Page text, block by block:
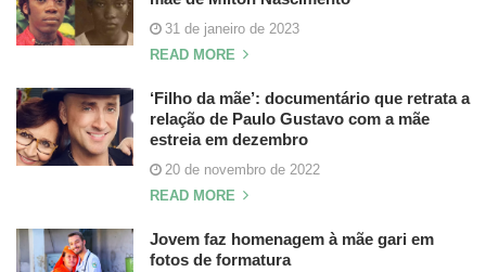
31 de janeiro de 2023
READ MORE
‘Filho da mãe’: documentário que retrata a
relação de Paulo Gustavo com a mãe
estreia em dezembro
20 de novembro de 2022
READ MORE
Jovem faz homenagem à mãe gari em
fotos de formatura